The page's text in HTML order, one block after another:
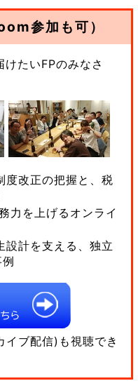
参加も可）
たいFPのみなさ
改正の把握と、税
力を上げるオンライ
計を支える、独立
ブ配信)も視聴でき